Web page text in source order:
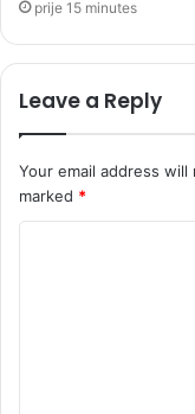
prije 15 minutes
Leave a Reply
Your email address
marked *